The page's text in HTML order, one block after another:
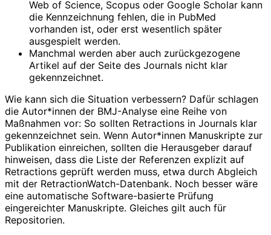
Web of Science, Scopus oder Google Scholar kann
die Kennzeichnung fehlen, die in PubMed
vorhanden ist, oder erst wesentlich später
ausgespielt werden.
Manchmal werden aber auch zurückgezogene
Artikel auf der Seite des Journals nicht klar
gekennzeichnet.
Wie kann sich die Situation verbessern? Dafür schlagen
die Autor*innen der BMJ-Analyse eine Reihe von
Maßnahmen vor: So sollten Retractions in Journals klar
gekennzeichnet sein. Wenn Autor*innen Manuskripte zur
Publikation einreichen, sollten die Herausgeber darauf
hinweisen, dass die Liste der Referenzen explizit auf
Retractions geprüft werden muss, etwa durch Abgleich
mit der RetractionWatch-Datenbank. Noch besser wäre
eine automatische Software-basierte Prüfung
eingereichter Manuskripte. Gleiches gilt auch für
Repositorien.